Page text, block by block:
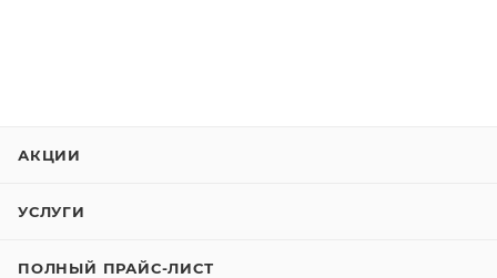
АКЦИИ
УСЛУГИ
ПОЛНЫЙ ПРАЙС-ЛИСТ